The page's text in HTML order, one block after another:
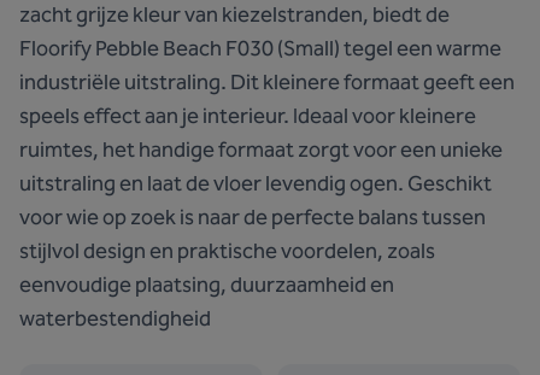
zacht grijze kleur van kiezelstranden, biedt de
Floorify Pebble Beach F030 (Small) tegel een warme
industriële uitstraling. Dit kleinere formaat geeft een
speels effect aan je interieur. Ideaal voor kleinere
ruimtes, het handige formaat zorgt voor een unieke
uitstraling en laat de vloer levendig ogen. Geschikt
voor wie op zoek is naar de perfecte balans tussen
stijlvol design en praktische voordelen, zoals
eenvoudige plaatsing, duurzaamheid en
waterbestendigheid